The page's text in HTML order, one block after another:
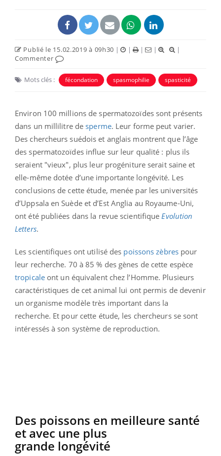
Publié le 15.02.2019 à 09h30 | | | |
|
Commenter
Mots clés : fécondation spasmophilie spasticité
Environ 100 millions de spermatozoïdes sont présents
dans un millilitre de sperme. Leur forme peut varier.
Des chercheurs suédois et anglais montrent que l’âge
des spermatozoïdes influe sur leur qualité : plus ils
seraient "vieux", plus leur progéniture serait saine et
elle-même dotée d’une importante longévité. Les
conclusions de cette étude, menée par les universités
d’Uppsala en Suède et d’Est Anglia au Royaume-Uni,
ont été publiées dans la revue scientifique Evolution
Letters.
Les scientifiques ont utilisé des poissons zèbrespour
leur recherche. 70 à 85 % des gènes de cette espèce
tropicaleont un équivalent chez l’Homme. Plusieurs
caractéristiques de cet animal lui ont permis de devenir
un organisme modèle très important dans la
recherche. Et pour cette étude, les chercheurs se sont
intéressés à son système de reproduction.
Des poissons en meilleure santé
et avec une plus
grande longévité